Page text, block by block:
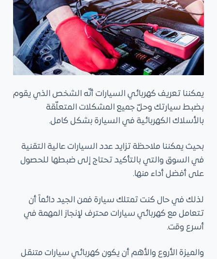
يمكننا تعريف كهربائي السيارات أنّه الشخص الذي يقوم
بضبط سيارتك وحلّ جميع المشكلات المتعلّقة
بالأسلاك الكهربائية في السيارة بشكل كامل.
بحيث يمكننا ملاحظة تزايد عدد السيارات عالية التقنية
في السوق والتي بالتأكيد تحتاج إلى ضبطها للحصول
على أفضل أداء منها.
لذلك في حال كنت تمتلك سيارة فمن الجيد دائماً أن
تتعامل مع كهربائي سيارات محترف لإنجاز المهمة في
أسرع وقت.
والميزة الأروع والأهم أن يكون كهربائي سيارات متنقل